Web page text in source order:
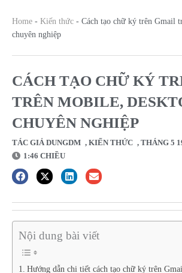
Home - Kiến thức - Cách tạo chữ ký trên Gmail
chuyên nghiệp
CÁCH TẠO CHỮ KÝ
TRÊN MOBILE,
CHUYÊN NGHIỆP
TÁC GIẢ DUNGDM , KIẾN THỨC , THÁNG 5
1:46 CHIỀU
Nội dung bài viết
Hướng dẫn chi tiết cách tạo chữ ký trên